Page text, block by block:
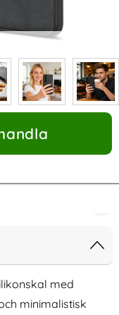
med
minimalistisk